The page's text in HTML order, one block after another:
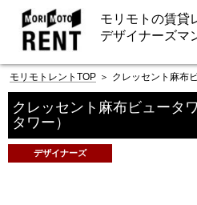
モリモトの賃貸
デザイナーズマ
モリモトレントTOP ＞ クレッセント麻布
クレッセント麻布ビュータ
タワー）
デザイナーズ